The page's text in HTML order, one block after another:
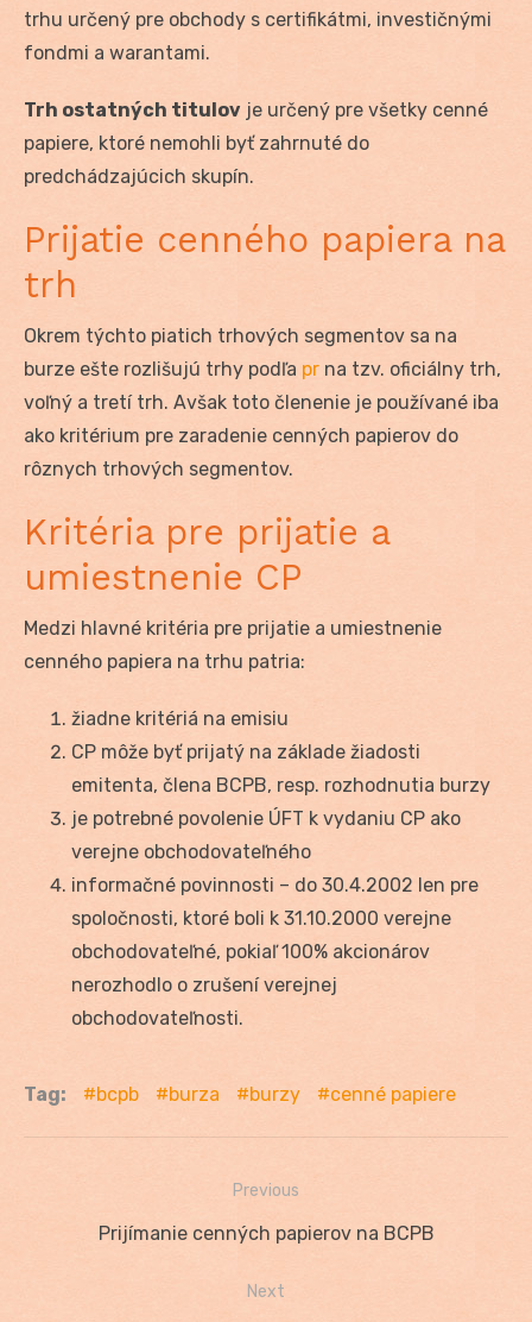
trhu určený pre obchody s certifikátmi, investičnými
fondmi a warantami.
Trh ostatných titulov je určený pre všetky cenné
papiere, ktoré nemohli byť zahrnuté do
predchádzajúcich skupín.
Prijatie cenného papiera na
trh
Okrem týchto piatich trhových segmentov sa na
burze ešte rozlišujú trhy podľa pr na tzv. oficiálny trh,
voľný a tretí trh. Avšak toto členenie je používané iba
ako kritérium pre zaradenie cenných papierov do
rôznych trhových segmentov.
Kritéria pre prijatie a
umiestnenie CP
Medzi hlavné kritéria pre prijatie a umiestnenie
cenného papiera na trhu patria:
žiadne kritériá na emisiu
CP môže byť prijatý na základe žiadosti
emitenta, člena BCPB, resp. rozhodnutia burzy
je potrebné povolenie ÚFT k vydaniu CP ako
verejne obchodovateľného
informačné povinnosti – do 30.4.2002 len pre
spoločnosti, ktoré boli k 31.10.2000 verejne
obchodovateľné, pokiaľ 100% akcionárov
nerozhodlo o zrušení verejnej
obchodovateľnosti.
Tag: bcpb burza burzy cenné papiere
Navigácia
Previous
Previous
Prijímanie cenných papierov na BCPB
Next